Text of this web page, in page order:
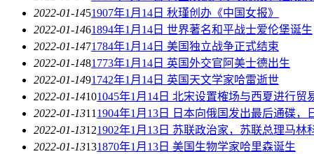
2022-01-1451907年1月14日 秋瑾创办《中国女报》
2022-01-1461894年1月14日 世界著名和平战士爱伦堡诞生
2022-01-1471784年1月14日 美国独立战争正式结束
2022-01-1481773年1月14日 英国外交官阿美士德出生
2022-01-1491742年1月14日 英国天文学家哈雷逝世
2022-01-14101045年1月14日 北宋设置榷场与西夏进行贸
2022-01-1311 1904年1月13日 日本向俄国发出最后通碟，
2022-01-13121902年1月13日 苏联政治家，苏联总理马林
2022-01-13131870年1月13日 美国生物学家哈里森诞生